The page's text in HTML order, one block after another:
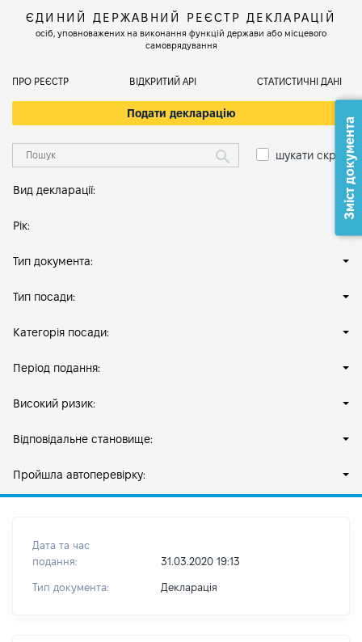
ЄДИНИЙ ДЕРЖАВНИЙ РЕЄСТР ДЕКЛАРАЦІЙ
осіб, уповноважених на виконання функцій держави або місцевого
самоврядування
ПРО РЕЄСТР ВІДКРИТИЙ АРІ СТАТИСТИЧНІ ДАНІ
Подати декларацію
шукати скрізь
Вид декларації:
Рік:
Тип документа:
Тип посади:
Категорія посади:
Період подання:
Високий ризик:
Відповідальне становище:
Пройшла автоперевірку:
Дата та час
подання:
31.03.2020 19:13
Тип документа: Декларація
Зміст документа